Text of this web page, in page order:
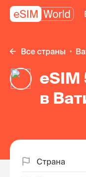
Все страны
eSIM
в
Страна